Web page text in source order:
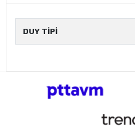
DUY TİPİ